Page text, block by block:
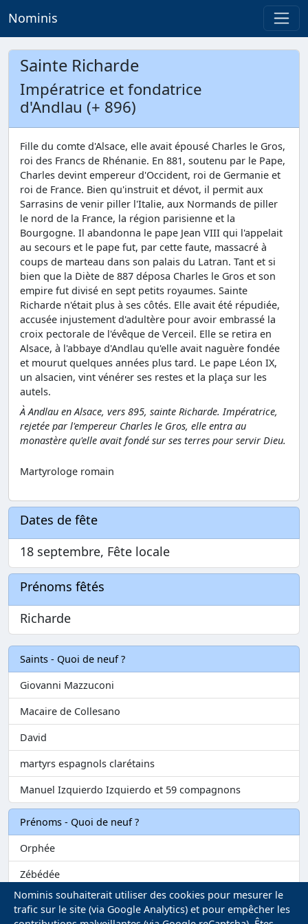
Nominis
Sainte Richarde
Impératrice et fondatrice
d'Andlau (+ 896)
Fille du comte d'Alsace, elle avait épousé Charles le Gros,
roi des Francs de Rhénanie. En 881, soutenu par le Pape,
Charles devint empereur d'Occident, roi de Germanie et
roi de France. Bien qu'instruit et dévot, il permit aux
Sarrasins de venir piller l'Italie, aux Normands de piller
le nord de la France, la région parisienne et la
Bourgogne. Il abandonna le pape Jean VIII qui l'appelait
au secours et le pape fut, par cette faute, massacré à
coups de marteau dans son palais du Latran. Tant et si
bien que la Diète de 887 déposa Charles le Gros et son
empire fut divisé en sept petits royaumes. Sainte
Richarde n'était plus à ses côtés. Elle avait été répudiée,
accusée injustement d'adultère pour avoir embrassé la
croix pectorale de l'évêque de Verceil. Elle se retira en
Alsace, à l'abbaye d'Andlau qu'elle avait naguère fondée
et mourut quelques années plus tard. Le pape Léon IX,
un alsacien, vint vénérer ses restes et la plaça sur les
autels.
À Andlau en Alsace, vers 895, sainte Richarde. Impératrice,
rejetée par l'empereur Charles le Gros, elle entra au
monastère qu'elle avait fondé sur ses terres pour servir Dieu.
Martyrologe romain
Dates de fête
18 septembre, Fête locale
Prénoms fêtés
Richarde
Saints - Quoi de neuf ?
Giovanni Mazzuconi
Macaire de Collesano
David
martyrs espagnols clarétains
Manuel Izquierdo Izquierdo et 59 compagnons
Prénoms - Quoi de neuf ?
Orphée
Zébédée
Melvil
Nominis souhaiterait utiliser des cookies pour mesurer le
trafic sur le site (via Google Analytics) et pour empêcher les